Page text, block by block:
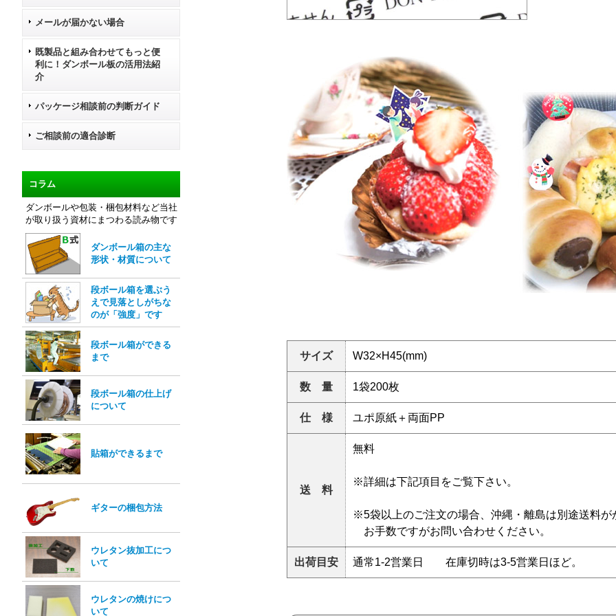
メールが届かない場合
既製品と組み合わせてもっと便
利に！ダンボール板の活用法紹
介
パッケージ相談前の判断ガイド
ご相談前の適合診断
コラム
ダンボールや包装・梱包材料など当社
が取り扱う資材にまつわる読み物です
ダンボール箱の主な
形状・材質について
段ボール箱を選ぶう
えで見落としがちな
のが「強度」です
段ボール箱ができる
まで
段ボール箱の仕上げ
について
貼箱ができるまで
ギターの梱包方法
ウレタン抜加工につ
いて
ウレタンの焼けにつ
いて
サイズ W32×H45(mm)
数 量 1袋200枚
仕 様 ユポ原紙＋両面PP
送 料
無料
※詳細は下記項目をご覧下さい。
※5袋以上のご注文の場合、沖縄・離島は別途送料が
お手数ですがお問い合わせください。
出荷目安 通常1-2営業日 在庫切時は3-5営業日ほど。